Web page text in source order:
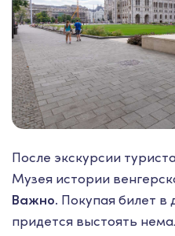
После экскурсии
Музея истории
Важно. Покупая билет в
придется выстоять